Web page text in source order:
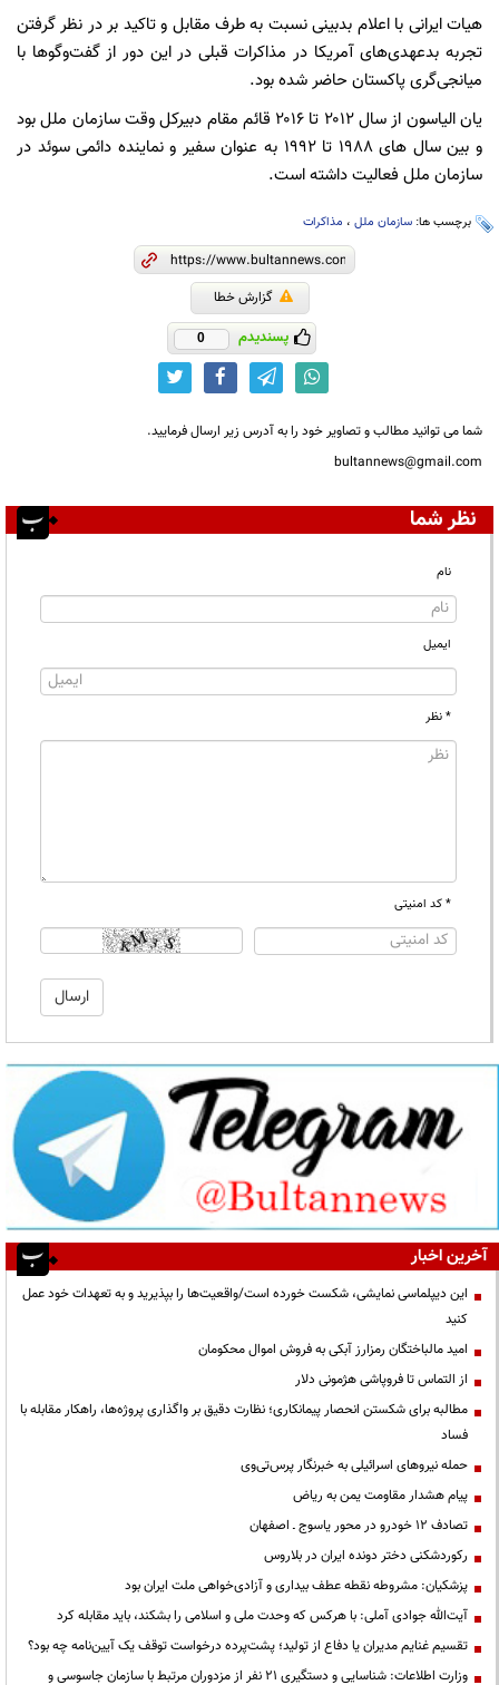
هیات ایرانی با اعلام بدبینی نسبت به طرف مقابل و تاکید بر در نظر گرفتن
تجربه بدعهدی‌های آمریکا در مذاکرات قبلی در این دور از گفت‌وگوها با
میانجی‌گری پاکستان حاضر شده بود.
یان الیاسون از سال ۲۰۱۲ تا ۲۰۱۶ قائم مقام دبیرکل وقت سازمان ملل بود
و بین سال های ۱۹۸۸ تا ۱۹۹۲ به عنوان سفیر و نماینده دائمی سوئد در
سازمان ملل فعالیت داشته است.
برچسب ها: سازمان ملل ، مذاکرات
گزارش خطا
پسندیدم 0
شما می توانید مطالب و تصاویر خود را به آدرس زیر ارسال فرمایید.
bultannews@gmail.com
نظر شما
نام
ایمیل
* نظر
* کد امنیتی
آخرین اخبار
این دیپلماسی نمایشی، شکست خورده است/واقعیت‌ها را بپذیرید و به تعهدات خود عمل
کنید
امید مالباختگان رمزارز آبکی به فروش اموال محکومان
از التماس تا فروپاشی هژمونی دلار
مطالبه برای شکستن انحصار پیمانکاری؛ نظارت دقیق بر واگذاری پروژه‌ها، راهکار مقابله با
فساد
حمله نیروهای اسرائیلی به خبرنگار پرس‌تی‌وی
پیام هشدار مقاومت یمن به ریاض
تصادف ۱۲ خودرو در محور یاسوج ـ اصفهان
رکوردشکنی دختر دونده ایران در بلاروس
پزشکیان: مشروطه نقطه عطف بیداری و آزادی‌خواهی ملت ایران بود
آیت‌الله جوادی آملی: با هرکس که وحدت ملی و اسلامی را بشکند، باید مقابله کرد
تقسیم غنایم مدیران یا دفاع از تولید؛ پشت‌پرده درخواست توقف یک آیین‌نامه چه بود؟
وزارت اطلاعات: شناسایی و دستگیری ۲۱ نفر از مزدوران مرتبط با سازمان جاسوسی و